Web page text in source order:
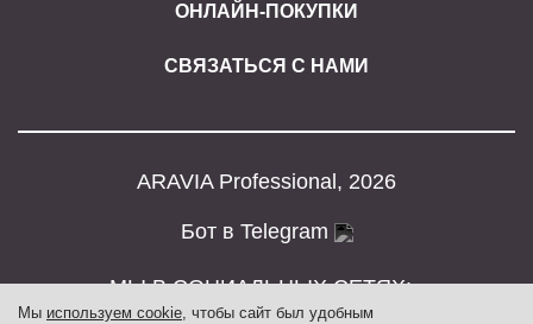
ОНЛАЙН-ПОКУПКИ
СВЯЗАТЬСЯ С НАМИ
ARAVIA Professional, 2026
Бот в Telegram
МЫ В СОЦИАЛЬНЫХ СЕТЯХ:
Мы используем cookie, чтобы сайт был удобным